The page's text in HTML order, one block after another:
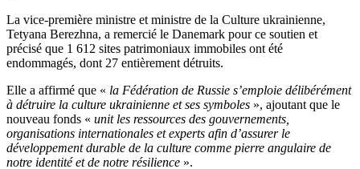
La vice-première ministre et ministre de la Culture ukrainienne,
Tetyana Berezhna, a remercié le Danemark pour ce soutien et
précisé que 1 612 sites patrimoniaux immobiles ont été
endommagés, dont 27 entièrement détruits.
Elle a affirmé que « la Fédération de Russie s’emploie délibérément
à détruire la culture ukrainienne et ses symboles », ajoutant que le
nouveau fonds « unit les ressources des gouvernements,
organisations internationales et experts afin d’assurer le
développement durable de la culture comme pierre angulaire de
notre identité et de notre résilience ».